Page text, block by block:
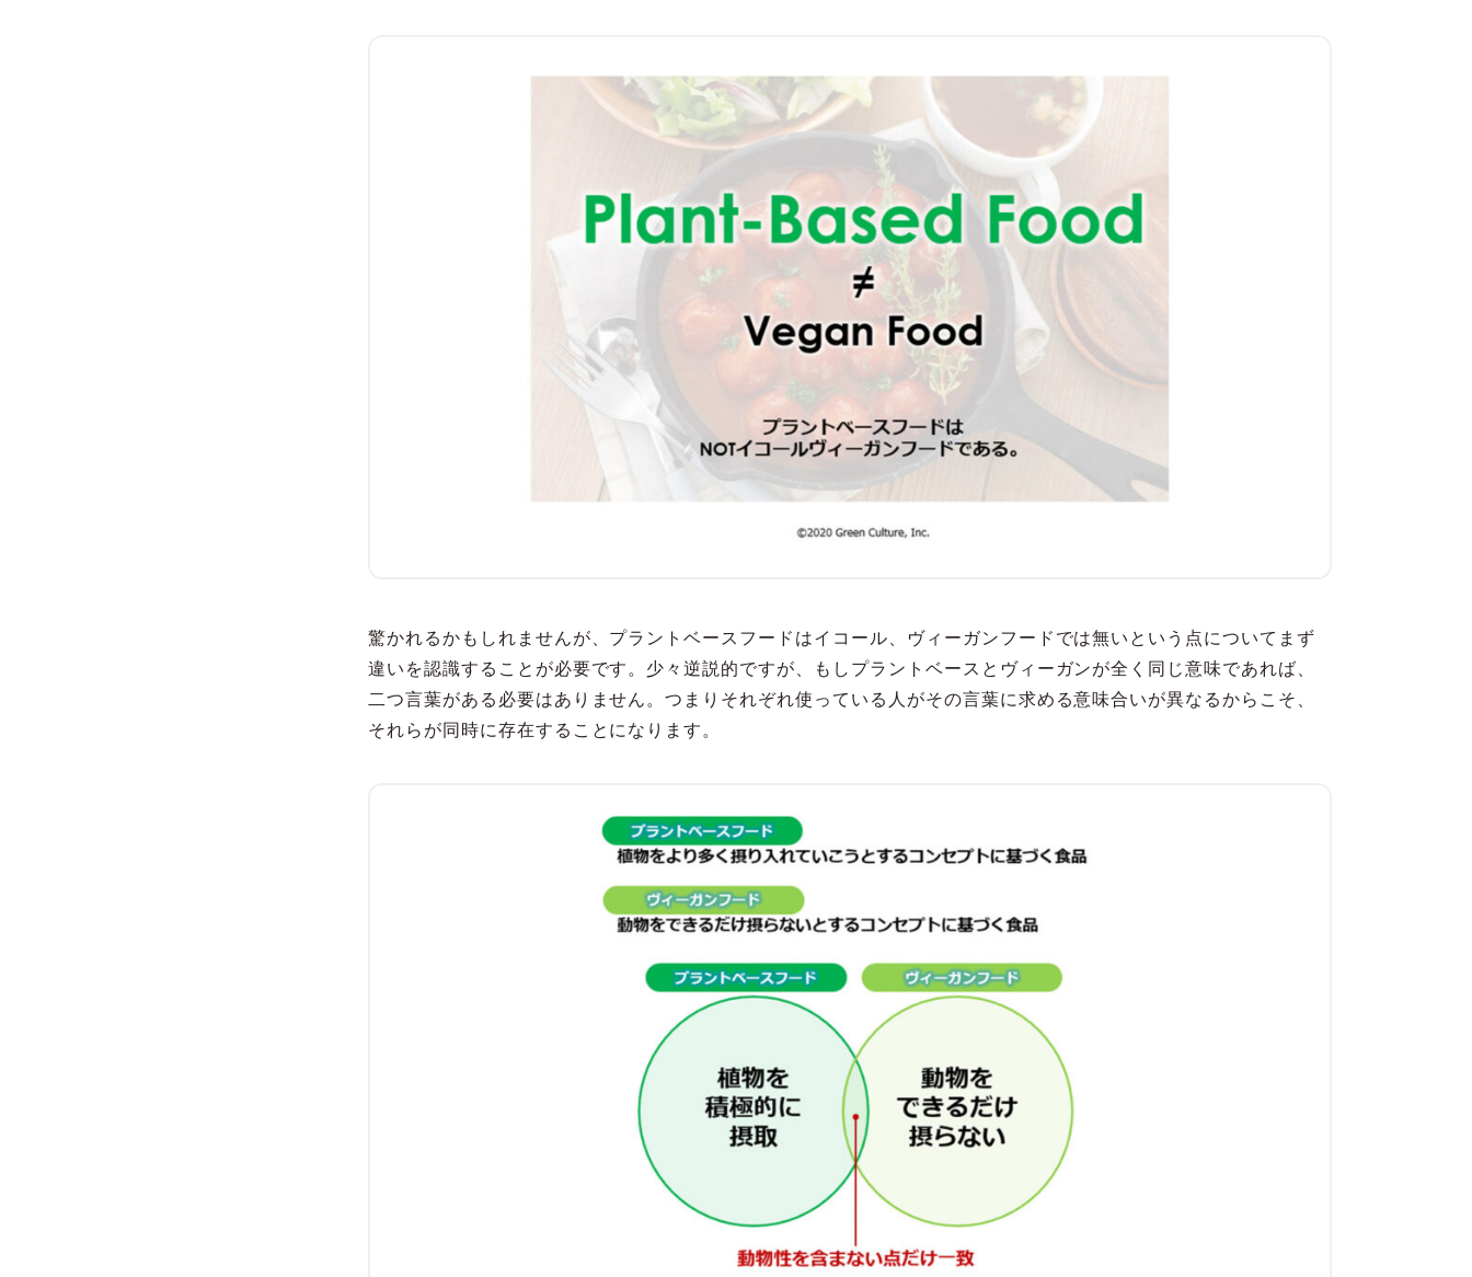
驚かれるかもしれませんが、プラントベースフードはイコール、ヴィーガンフードでは無いという点についてまず
違いを認識することが必要です。少々逆説的ですが、もしプラントベースとヴィーガンが全く同じ意味であれば、
二つ言葉がある必要はありません。つまりそれぞれ使っている人がその言葉に求める意味合いが異なるからこそ、
それらが同時に存在することになります。